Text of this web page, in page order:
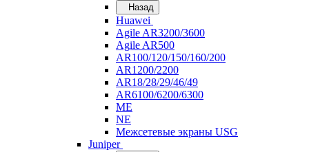
Назад
Huawei
Agile AR3200/3600
Agile AR500
AR100/120/150/160/200
AR1200/2200
AR18/28/29/46/49
AR6100/6200/6300
ME
NE
Межсетевые экраны USG
Juniper